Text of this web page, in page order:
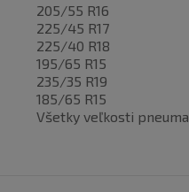
205/55 R16
225/45 R17
225/40 R18
195/65 R15
235/35 R19
185/65 R15
Všetky veľkosti